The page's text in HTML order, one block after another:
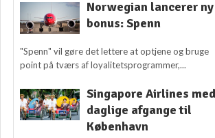
Norwegian lancerer ny
bonus: Spenn
"Spenn" vil gøre det lettere at optjene og bruge
point på tværs af loyalitetsprogrammer,...
Singapore Airlines med
daglige afgange til
København